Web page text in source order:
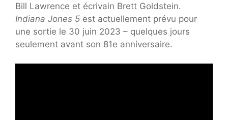
Bill Lawrence et écrivain Brett Goldstein.
Indiana Jones 5 est actuellement prévu pour
une sortie le 30 juin 2023 – quelques jours
seulement avant son 81e anniversaire.